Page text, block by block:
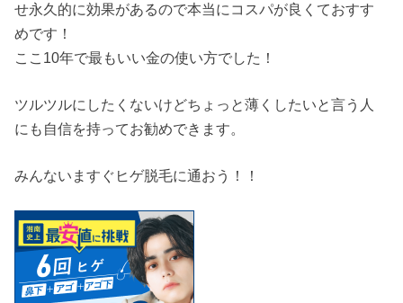
せ永久的に効果があるので本当にコスパが良くておすす
めです！
ここ10年で最もいい金の使い方でした！
ツルツルにしたくないけどちょっと薄くしたいと言う人
にも自信を持ってお勧めできます。
みんないますぐヒゲ脱毛に通おう！！